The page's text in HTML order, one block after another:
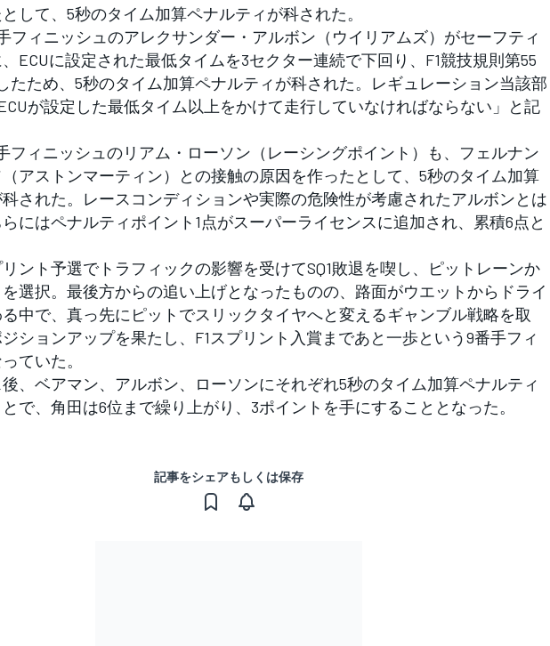
して、5秒のタイム加算ペナルティが科された。
フィニッシュのアレクサンダー・アルボン（ウイリアムズ）がセーフティ
ECUに設定された最低タイムを3セクター連続で下回り、F1競技規則第55
たため、5秒のタイム加算ペナルティが科された。レギュレーション当該部
が設定した最低タイム以上をかけて走行していなければならない」と記
フィニッシュのリアム・ローソン（レーシングポイント）も、フェルナン
（アストンマーティン）との接触の原因を作ったとして、5秒のタイム加算
された。レースコンディションや実際の危険性が考慮されたアルボンとは
にはペナルティポイント1点がスーパーライセンスに追加され、累積6点と
ント予選でトラフィックの影響を受けてSQ1敗退を喫し、ピットレーンか
選択。最後方からの追い上げとなったものの、路面がウエットからドライ
中で、真っ先にピットでスリックタイヤへと変えるギャンブル戦略を取
ションアップを果たし、F1スプリント入賞まであと一歩という9番手フィ
ていた。
、ベアマン、アルボン、ローソンにそれぞれ5秒のタイム加算ペナルティ
で、角田は6位まで繰り上がり、3ポイントを手にすることとなった。
記事をシェアもしくは保存